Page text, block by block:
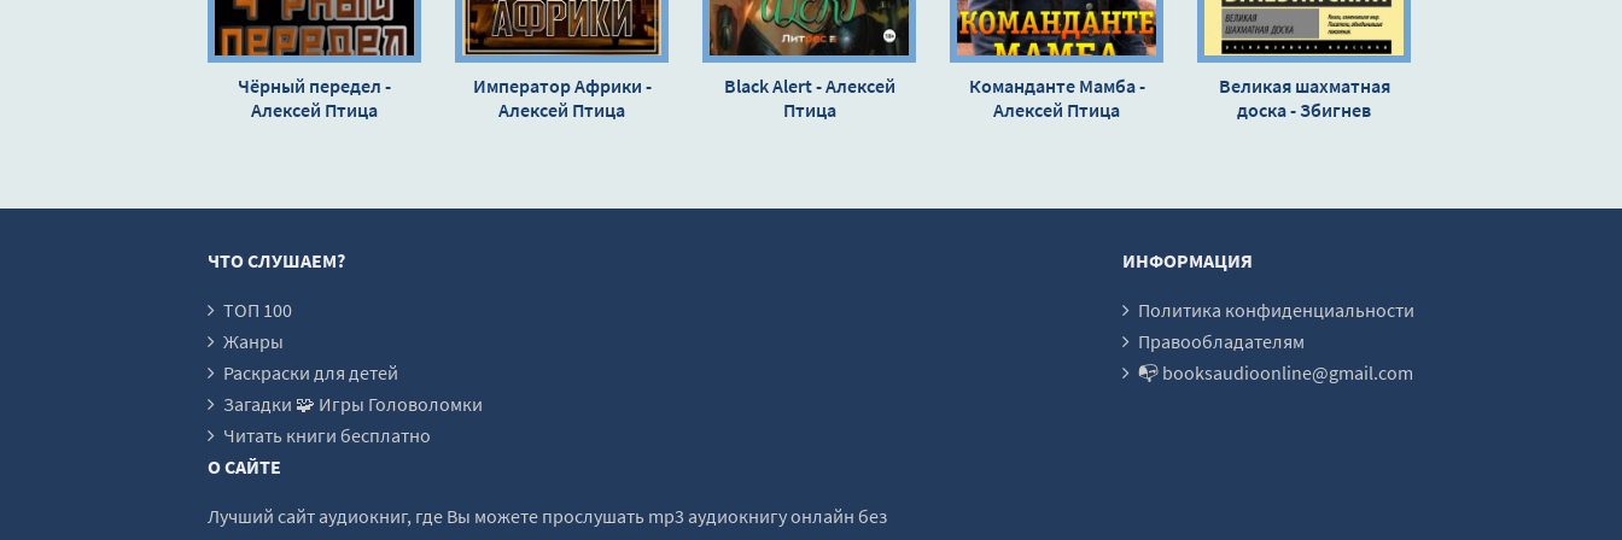
Глава 17. Новости
Глава 18. Любовь, похожая на сон
Глава 19. Призрак бродит по Европе
Глава 23. Фон Леттов
Глава 24. Сговор
Глава 25. Битва за Судан
Эпилог
Чёрный передел -
Алексей Птица
Император Африки -
Алексей Птица
Black Alert - Алексей
Птица
Команданте Мамба -
Алексей Птица
Великая шахматная
доска - Збигнев
ЧТО СЛУШАЕМ?
ТОП 100
Жанры
Раскраски для детей
Загадки 🧩 Игры Головоломки
Читать книги бесплатно
ИНФОРМАЦИЯ
Политика конфиденциальности
Правообладателям
📭 booksaudioonline@gmail.com
О САЙТЕ
Лучший сайт аудиокниг, где Вы можете прослушать mp3 аудиокнигу онлайн без